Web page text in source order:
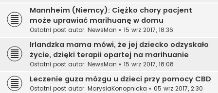
Mannheim (Niemcy): Ciężko chory pacjent
może uprawiać marihuanę w domu
Ostatni post autor: NewsMan « 15 wrz 2017, 18:36
Irlandzka mama mówi, że jej dziecko odzyskało
życie, dzięki terapii opartej na marihuanie
Ostatni post autor: NewsMan « 15 wrz 2017, 18:08
Leczenie guza mózgu u dzieci przy pomocy CBD
Ostatni post autor: MarysiaKonopnicka « 05 wrz 2017, 2:30